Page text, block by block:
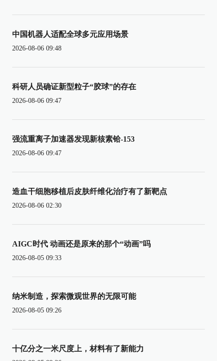
中国机器人适配全球多元应用场景
2026-08-06 09:48
科研人员确证新型粒子“胶球”的存在
2026-08-06 09:47
强流重离子加速器发现新核素铪-153
2026-08-06 09:47
造血干细胞移植后皮肤纤维化治疗有了新靶点
2026-08-06 02:30
AIGC时代 动画还是原来的那个“动画”吗
2026-08-05 09:33
纳米制造，探索微观世界的无限可能
2026-08-05 09:26
十亿分之一米尺度上，材料有了新能力